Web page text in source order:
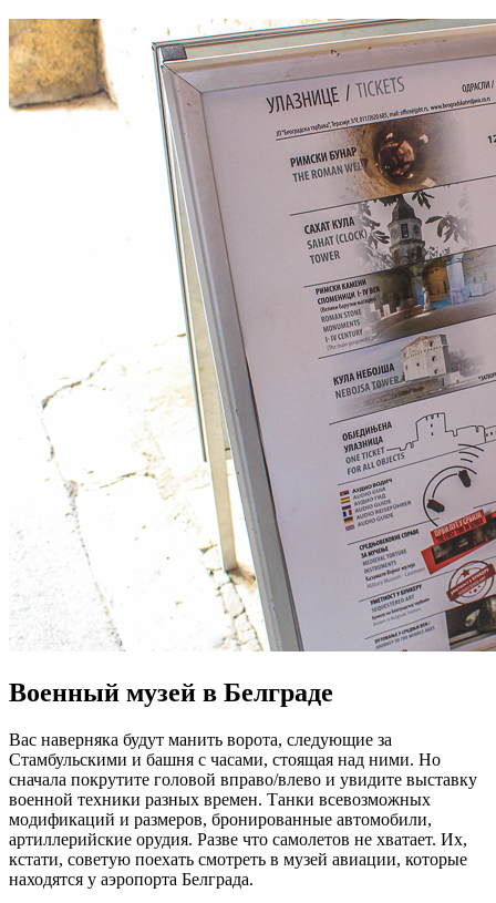
Военный музей в Белграде
Вас наверняка будут манить ворота, следующие за
Стамбульскими и башня с часами, стоящая над ними. Но
сначала покрутите головой вправо/влево и увидите выставку
военной техники разных времен. Танки всевозможных
модификаций и размеров, бронированные автомобили,
артиллерийские орудия. Разве что самолетов не хватает. Их,
кстати, советую поехать смотреть в музей авиации, которые
находятся у аэропорта Белграда.